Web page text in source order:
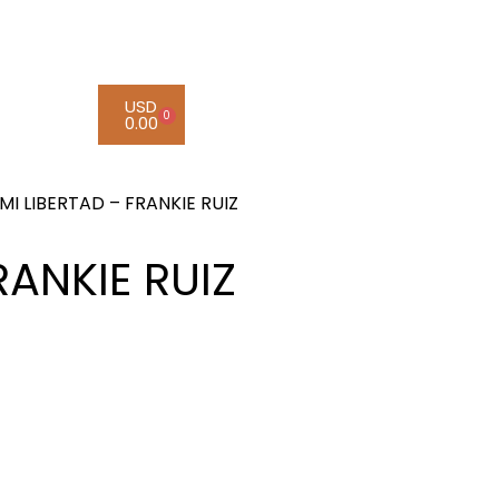
USD
0.00 0
LIBERTAD – FRANKIE RUIZ
RUIZ